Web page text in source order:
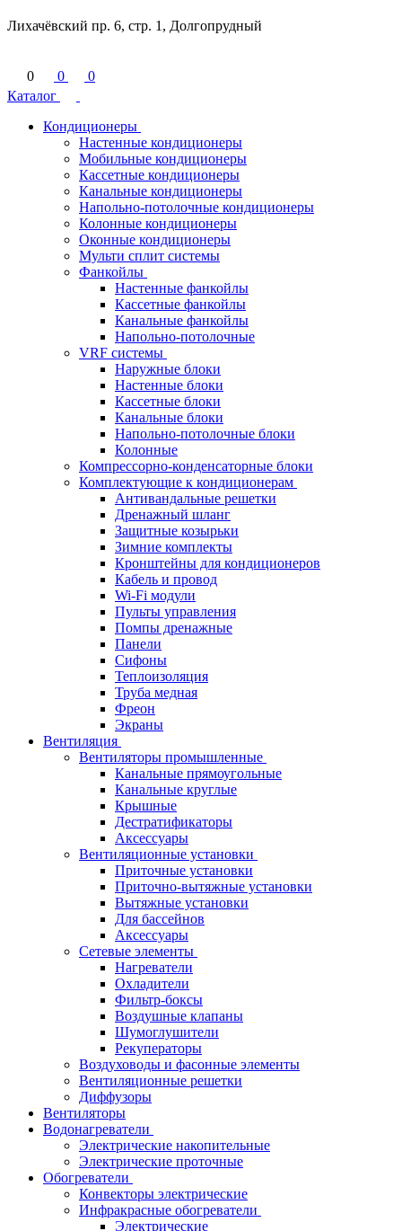
Лихачёвский пр. 6, стр. 1, Долгопрудный
0 0
0
Каталог
Кондиционеры
Настенные кондиционеры
Мобильные кондиционеры
Кассетные кондиционеры
Канальные кондиционеры
Напольно-потолочные кондиционеры
Колонные кондиционеры
Оконные кондиционеры
Мульти сплит системы
Фанкойлы
Настенные фанкойлы
Кассетные фанкойлы
Канальные фанкойлы
Напольно-потолочные
VRF системы
Наружные блоки
Настенные блоки
Кассетные блоки
Канальные блоки
Напольно-потолочные блоки
Колонные
Компрессорно-конденсаторные блоки
Комплектующие к кондиционерам
Антивандальные решетки
Дренажный шланг
Защитные козырьки
Зимние комплекты
Кронштейны для кондиционеров
Кабель и провод
Wi-Fi модули
Пульты управления
Помпы дренажные
Панели
Сифоны
Теплоизоляция
Труба медная
Фреон
Экраны
Вентиляция
Вентиляторы промышленные
Канальные прямоугольные
Канальные круглые
Крышные
Дестратификаторы
Аксессуары
Вентиляционные установки
Приточные установки
Приточно-вытяжные установки
Вытяжные установки
Для бассейнов
Аксессуары
Сетевые элементы
Нагреватели
Охладители
Фильтр-боксы
Воздушные клапаны
Шумоглушители
Рекуператоры
Воздуховоды и фасонные элементы
Вентиляционные решетки
Диффузоры
Вентиляторы
Водонагреватели
Электрические накопительные
Электрические проточные
Обогреватели
Конвекторы электрические
Инфракрасные обогреватели
Электрические